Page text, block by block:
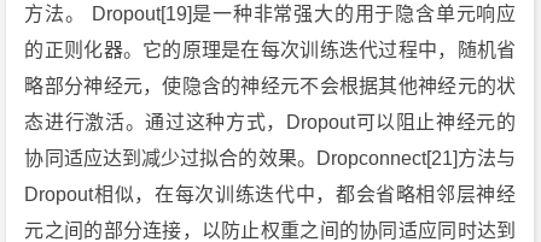
方法。 Dropout[19]是一种非常强大的用于隐含单元响应
的正则化器。它的原理是在每次训练迭代过程中，随机省
略部分神经元，使隐含的神经元不会根据其他神经元的状
态进行激活。通过这种方式，Dropout可以阻止神经元的
协同适应达到减少过拟合的效果。Dropconnect[21]方法与
Dropout相似，在每次训练迭代中，都会省略相邻层神经
元之间的部分连接，以防止权重之间的协同适应同时达到